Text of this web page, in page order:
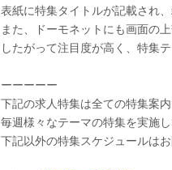
表紙に特集タイトルが記載され
また、ドーモネットにも画面の
したがって注目度が高く、特集
ーーーーー
下記の求人特集は全ての特集案
毎週様々なテーマの特集を実施し
下記以外の特集スケジュールはお